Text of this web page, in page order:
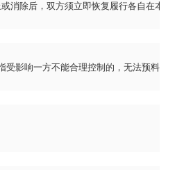
消除后，双方须立即恢复履行各自在本
受影响一方不能合理控制的，无法预料